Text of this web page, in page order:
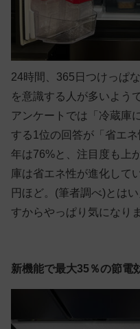
24時間、365日つけっぱ
を意識する人が多いよう
アンケートでは「冷蔵庫
する1位の回答が「省エ
年は76%と、注目度も上
庫は省エネ性が進化して
円ほど。(筆者調べ)とは
すからやっぱり気になり
新機能で最大35％の節電